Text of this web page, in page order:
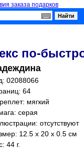
заказа подарков
по-
02088066
64
мягкий
серая
отсутствуют
12.5 x 20 x 0.5 см
44 г.